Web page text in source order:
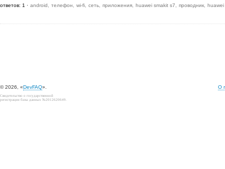
ответов: 1 android телефон wi-fi сеть приложения huawei smakit s7 проводник
© 2026, «DevFAQ». О
Свидетельство о государственной
регистрации базы данных №2012620649.